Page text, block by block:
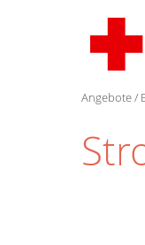
Angebote